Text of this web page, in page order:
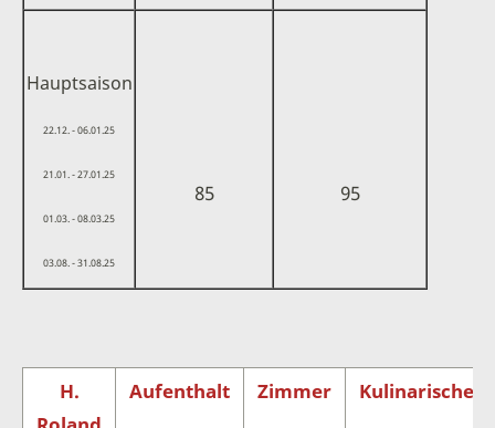
Hauptsaison
22.12. - 06.01.25
21.01. - 27.01.25
01.03. - 08.03.25
03.08. - 31.08.25
85 95
H.
Aufenthalt Zimmer Kulinarisches